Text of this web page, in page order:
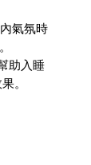
氣氛時
助入睡
。